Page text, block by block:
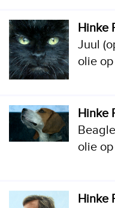
Hinke
Juul
olie op
Hinke
Beagle
olie
Hinke